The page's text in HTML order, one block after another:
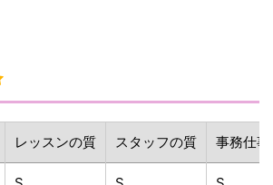
レッスンの質 スタッフの質 事務仕